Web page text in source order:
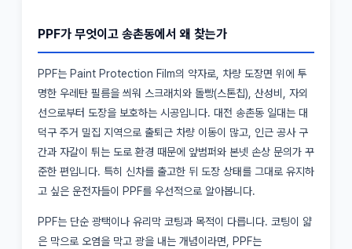
PPF가 무엇이고 송촌동에서 왜 찾는가
PPF는 Paint Protection Film의 약자로, 차량 도장면 위에 투
명한 우레탄 필름을 씌워 스크래치와 돌빵(스톤칩), 산성비, 자외
선으로부터 도장을 보호하는 시공입니다. 대전 송촌동 일대는 대
덕구 주거 밀집 지역으로 출퇴근 차량 이동이 많고, 인근 공사 구
간과 자갈이 튀는 도로 환경 때문에 앞범퍼와 본넷 손상 문의가 꾸
준한 편입니다. 특히 신차를 출고한 뒤 도장 상태를 그대로 유지하
고 싶은 운전자들이 PPF를 우선적으로 알아봅니다.
PPF는 단순 광택이나 유리막 코팅과 목적이 다릅니다. 코팅이 얇
은 막으로 오염을 막고 광을 내는 개념이라면, PPF는